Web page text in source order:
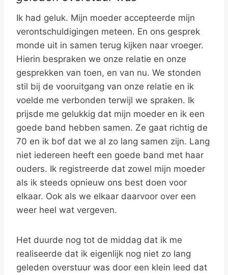
Ik had geluk. Mijn moeder accepteerde mijn
verontschuldigingen meteen. En ons gesprek
monde uit in samen terug kijken naar vroeger.
Hierin bespraken we onze relatie en onze
gesprekken van toen, en van nu. We stonden
stil bij de vooruitgang van onze relatie en ik
voelde me verbonden terwijl we spraken. Ik
prijsde me gelukkig dat mijn moeder en ik een
goede band hebben samen. Ze gaat richtig de
70 en ik bof dat we al zo lang samen zijn. Lang
niet iedereen heeft een goede band met haar
ouders. Ik registreerde dat zowel mijn moeder
als ik steeds opnieuw ons best doen voor
elkaar. Ook als we elkaar daarvoor over een
weer heel wat vergeven.
Het duurde nog tot de middag dat ik me
realiseerde dat ik eigenlijk nog niet zo lang
geleden overstuur was door een klein leed dat